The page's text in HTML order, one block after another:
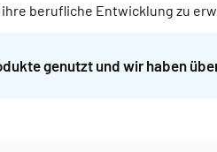
berufliche Entwicklung zu
genutzt und wir haben